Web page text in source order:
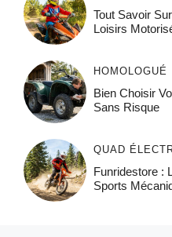
Tout Savoir
Loisirs
HOMOLOGUÉ
Bien Choisir
Sans Risque
QUAD
Funridestore :
Sports